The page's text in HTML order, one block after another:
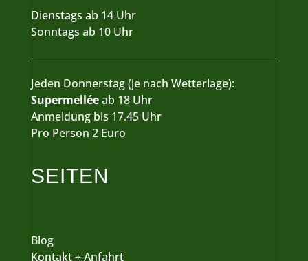
Dienstags ab 14 Uhr
Sonntags ab 10 Uhr
Jeden Donnerstag (je nach Wetterlage):
Supermelléeab 18 Uhr
Anmeldung bis 17.45 Uhr
Pro Person 2 Euro
SEITEN
Blog
Kontakt + Anfahrt